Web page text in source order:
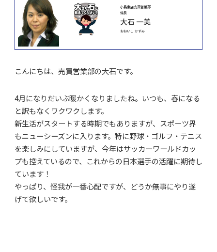
小島東店売買営業部
係長
大石 一美
おおいし かずみ
こんにちは、売買営業部の大石です。
4月になりだいぶ暖かくなりましたね。いつも、春になる
と訳もなくワクワクします。
新生活がスタートする時期でもありますが、スポーツ界
もニューシーズンに入ります。 特に野球・ゴルフ・テニス
を楽しみにしていますが、今年はサッカーワールドカッ
プも控えているので、これからの日本選手の活躍に期待し
ています！
やっぱり、怪我が一番心配ですが、どうか無事にやり遂
げて欲しいです。